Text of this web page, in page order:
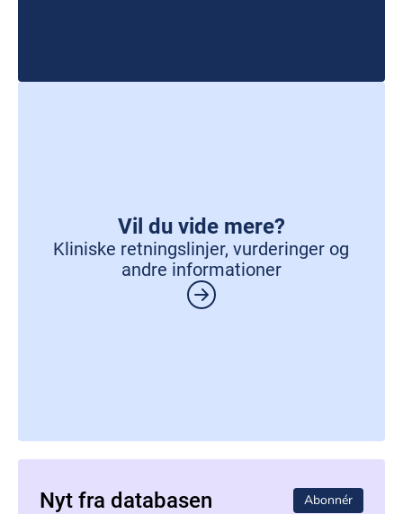
Vil du vide mere?
Kliniske retningslinjer, vurderinger og
andre informationer
Nyt fra databasen Abonnér